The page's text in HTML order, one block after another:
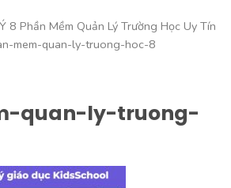
8 Phần Mềm Quản Lý Trường Học Uy Tín
mem-quan-ly-truong-hoc-8
quan-ly-truong-